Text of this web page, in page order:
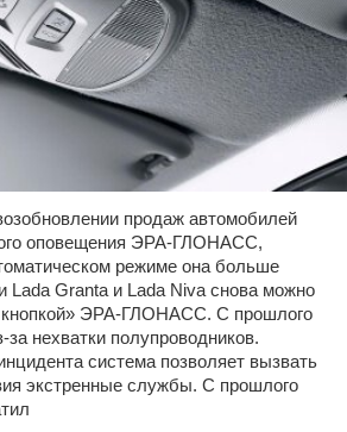
продаж автомобилей
оповещения ЭРА-ГЛОНАСС,
режиме она больше
Lada Granta и Lada Niva снова можно
кнопкой» ЭРА-ГЛОНАСС. С прошлого
за нехватки полупроводников.
система позволяет вызвать
экстренные службы. С прошлого